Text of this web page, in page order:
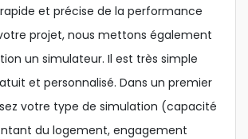
et précise de la performance
projet, nous mettons également
un simulateur. Il est très simple
et personnalisé. Dans un premier
votre type de simulation (capacité
du logement, engagement